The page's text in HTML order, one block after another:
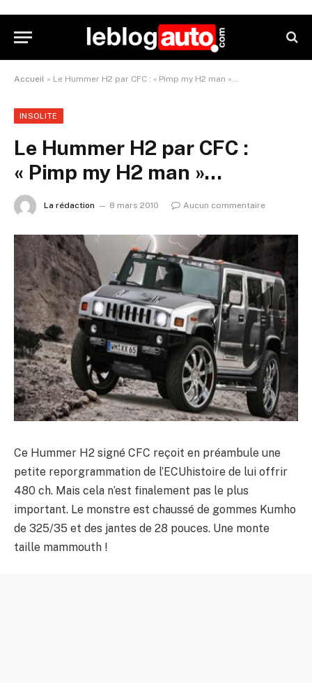
Accueil » Le Hummer H2 par CFC : « Pimp my H2 man »…
INSOLITE
Le Hummer H2 par CFC :
« Pimp my H2 man »…
La rédaction 8 mars 2010 Aucun commentaire
Ce Hummer H2 signé CFC reçoit en préambule une
petite reporgrammation de l’ECUhistoire de lui offrir
480 ch. Mais cela n’est finalement pas le plus
important. Le monstre est chaussé de gommes Kumho
de 325/35 et des jantes de 28 pouces. Une monte
taille mammouth !